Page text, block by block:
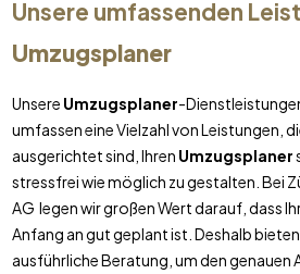
Unsere umfassenden
Umzugsplaner
Unsere Umzugsplaner-
umfassen eine Vielzahl von Leistungen,
ausgerichtet sind, Ihren Umzugsplaner
stressfrei wie möglich zu gestalten. Bei
AG legen wir großen Wert darauf, dass
Anfang an gut geplant ist. Deshalb bieten
ausführliche Beratung, um den genauen